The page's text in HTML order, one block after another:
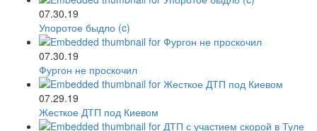
07.30.19
Упоротое быдло (c)
07.30.19
Фургон не проскочил
07.29.19
Жесткое ДТП под Киевом